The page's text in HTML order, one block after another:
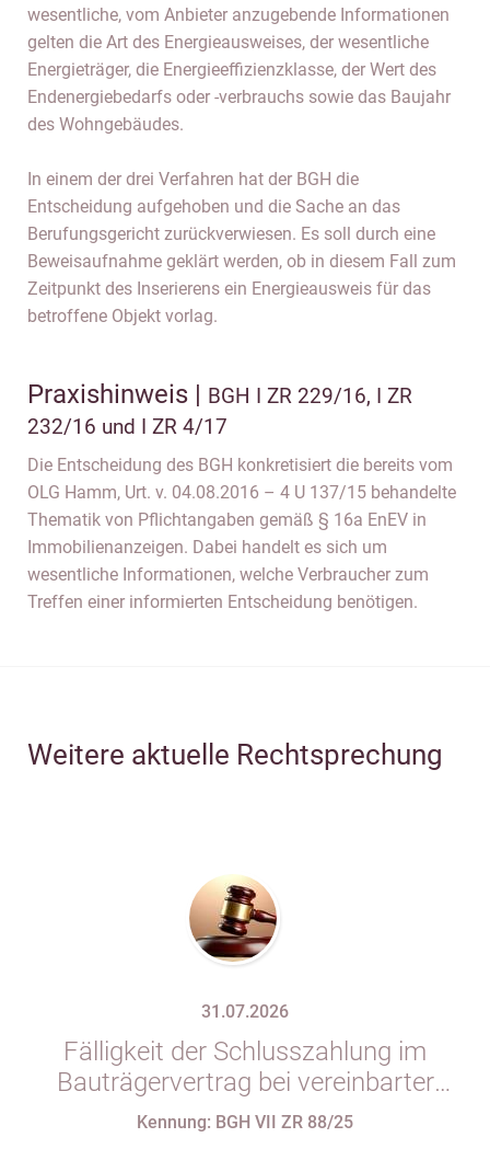
wesentliche, vom Anbieter anzugebende Informationen
gelten die Art des Energieausweises, der wesentliche
Energieträger, die Energieeffizienzklasse, der Wert des
Endenergiebedarfs oder -verbrauchs sowie das Baujahr
des Wohngebäudes.
In einem der drei Verfahren hat der BGH die
Entscheidung aufgehoben und die Sache an das
Berufungsgericht zurückverwiesen. Es soll durch eine
Beweisaufnahme geklärt werden, ob in diesem Fall zum
Zeitpunkt des Inserierens ein Energieausweis für das
betroffene Objekt vorlag.
Praxishinweis | BGH I ZR 229/16, I ZR
232/16 und I ZR 4/17
Die Entscheidung des BGH konkretisiert die bereits vom
OLG Hamm, Urt. v. 04.08.2016 – 4 U 137/15 behandelte
Thematik von Pflichtangaben gemäß § 16a EnEV in
Immobilienanzeigen. Dabei handelt es sich um
wesentliche Informationen, welche Verbraucher zum
Treffen einer informierten Entscheidung benötigen.
Weitere aktuelle Rechtsprechung
31.07.2026
Fälligkeit der Schlusszahlung im
Bauträgervertrag bei vereinbarter
Zahlung „nach vollständiger
Kennung: BGH VII ZR 88/25